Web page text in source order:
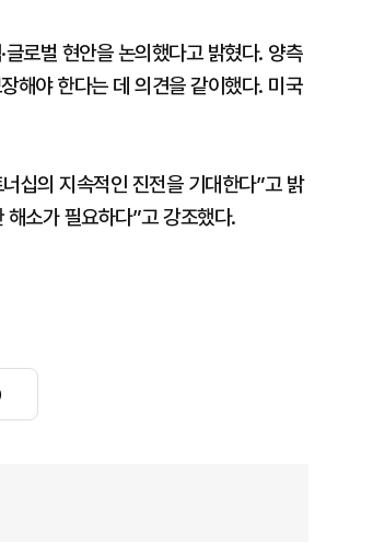
로벌 현안을 논의했다고 밝혔다. 양측
해야 한다는 데 의견을 같이했다. 미국
십의 지속적인 진전을 기대한다”고 밝
소가 필요하다”고 강조했다.